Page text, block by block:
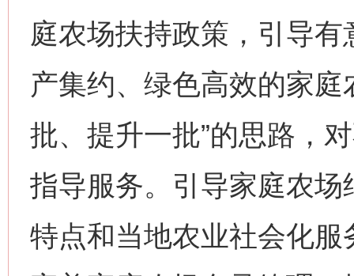
庭农场扶持政策，引导
产集约、绿色高效的家
批、提升一批”的思路，
指导服务。引导家庭农
特点和当地农业社会化